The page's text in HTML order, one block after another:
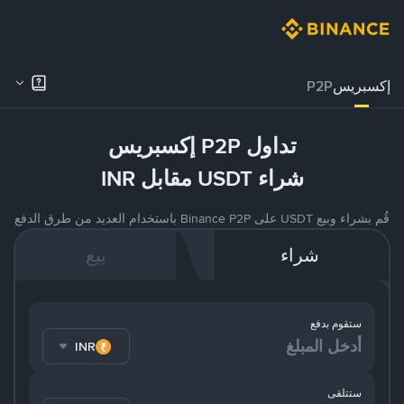
إكسبريسP2P
تداول P2P إكسبريس
شراء USDT مقابل INR
قُم بشراء وبيع USDT على Binance P2P باستخدام العديد من طرق الدفع
شراء بيع
ستقوم بدفع
INR
ستتلقى